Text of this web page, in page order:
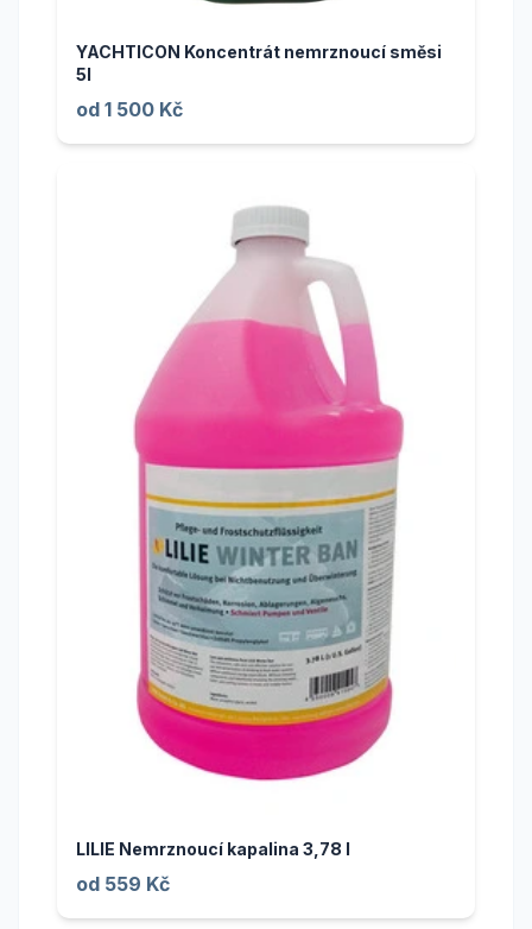
YACHTICON Koncentrát nemrznoucí směsi
5l
od 1 500 Kč
LILIE Nemrznoucí kapalina 3,78 l
od 559 Kč